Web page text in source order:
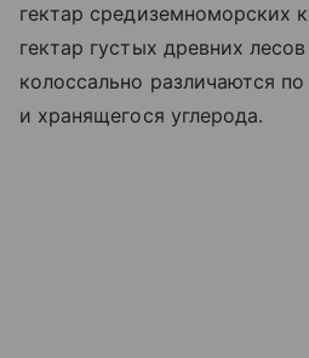
гектар средиземноморских
гектар густых древних
колоссально различаются
и хранящегося углерода.